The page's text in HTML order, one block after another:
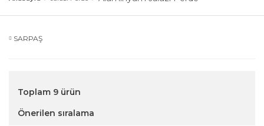
SARPAŞ
Toplam 9 ürün